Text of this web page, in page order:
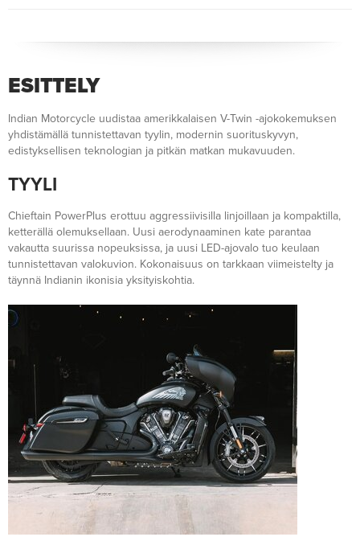
ESITTELY
Indian Motorcycle uudistaa amerikkalaisen V-Twin -ajokokemuksen
yhdistämällä tunnistettavan tyylin, modernin suorituskyvyn,
edistyksellisen teknologian ja pitkän matkan mukavuuden.
TYYLI
Chieftain PowerPlus erottuu aggressiivisilla linjoillaan ja kompaktilla,
ketterällä olemuksellaan. Uusi aerodynaaminen kate parantaa
vakautta suurissa nopeuksissa, ja uusi LED-ajovalo tuo keulaan
tunnistettavan valokuvion. Kokonaisuus on tarkkaan viimeistelty ja
täynnä Indianin ikonisia yksityiskohtia.